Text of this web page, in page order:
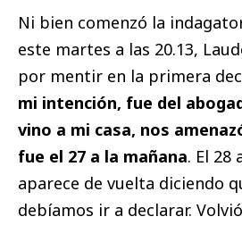
Ni bien comenzó la
este martes a las 20.13,
por mentir en la primera
mi intención, fue del
vino a mi casa, nos
fue el 27 a la mañana. El 28
aparece de vuelta diciendo
debíamos ir a declarar.